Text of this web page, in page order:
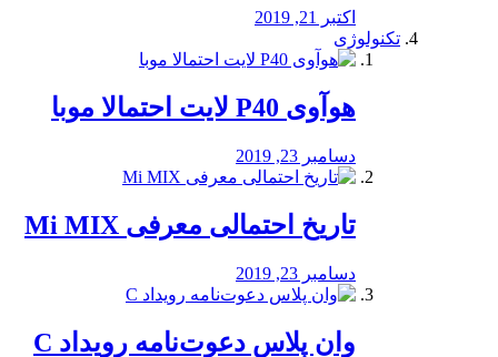
اکتبر 21, 2019
تکنولوژی
هوآوی P40 لایت احتمالا موبا
دسامبر 23, 2019
تاریخ احتمالی معرفی Mi MIX
دسامبر 23, 2019
وان پلاس دعوت‌نامه رویداد C